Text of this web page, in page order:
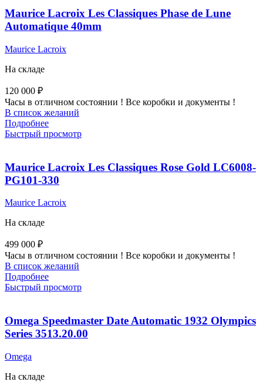
Maurice Lacroix Les Classiques Phase de Lune
Automatique 40mm
Maurice Lacroix
На складе
120 000 ₽
Часы в отличном состоянии ! Все коробки и документы !
В список желаний
Подробнее
Быстрый просмотр
Maurice Lacroix Les Classiques Rose Gold LC6008-
PG101-330
Maurice Lacroix
На складе
499 000 ₽
Часы в отличном состоянии ! Все коробки и документы !
В список желаний
Подробнее
Быстрый просмотр
Omega Speedmaster Date Automatic 1932 Olympics
Series 3513.20.00
Omega
На складе